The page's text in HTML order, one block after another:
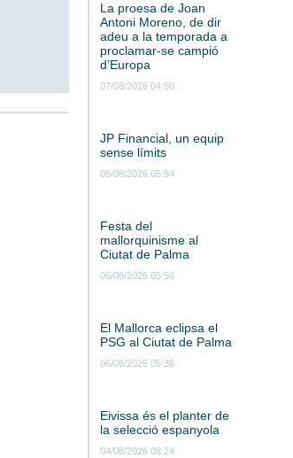
La proesa de Joan
Antoni Moreno, de dir
adeu a la temporada a
proclamar-se campió
d’Europa
07/08/2026 04:50
JP Financial, un equip
sense límits
06/08/2026 05:54
Festa del
mallorquinisme al
Ciutat de Palma
06/08/2026 05:50
El Mallorca eclipsa el
PSG al Ciutat de Palma
06/08/2026 05:36
Eivissa és el planter de
la selecció espanyola
04/08/2026 08:24